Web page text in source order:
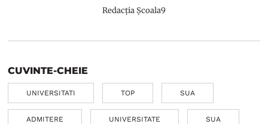
Redacția Școala9
CUVINTE-CHEIE
UNIVERSITATI TOP SUA
ADMITERE UNIVERSITATE SUA